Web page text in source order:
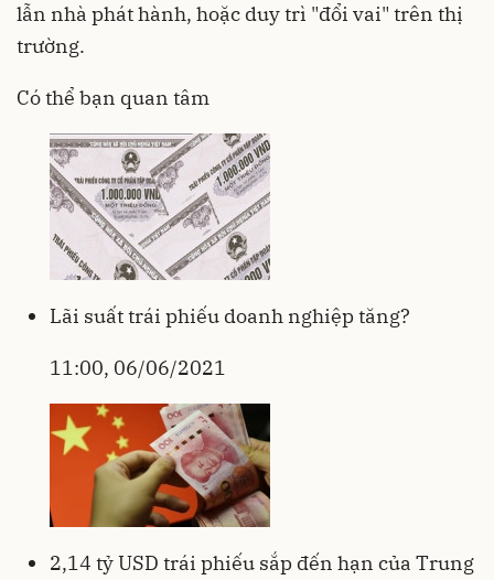
lẫn nhà phát hành, hoặc duy trì "đổi vai" trên thị
trường.
Có thể bạn quan tâm
Lãi suất trái phiếu doanh nghiệp tăng?
11:00, 06/06/2021
2,14 tỷ USD trái phiếu sắp đến hạn của Trung